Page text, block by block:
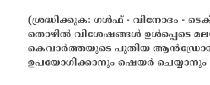
(ശ്രദ്ധിക്കുക: ഗൾഫ് - വിനോദം -
തൊഴിൽ വിശേഷങ്ങൾ ഉൾപ്പെടെ
കെവാർത്തയുടെ പുതിയ
ഉപയോഗിക്കാനും ഷെയർ ചെയ്യാനും